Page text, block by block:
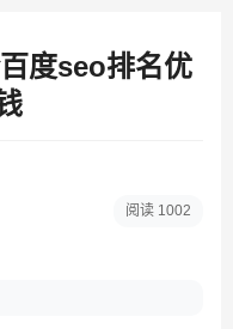
度seo排名优
阅读 1002